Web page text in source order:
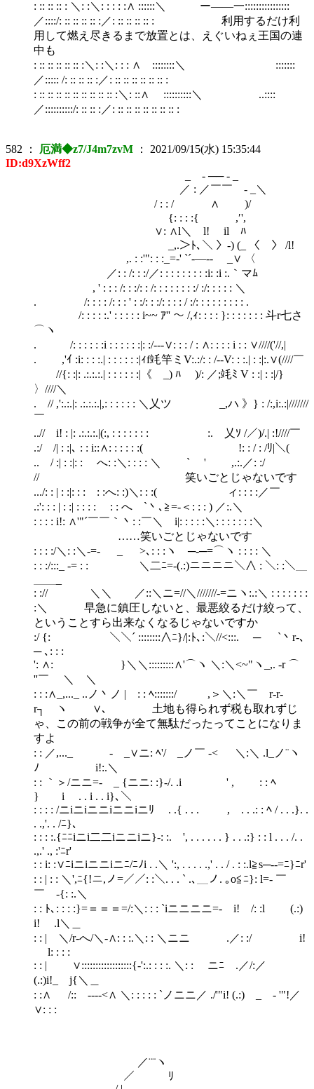
: :: :: :: : ＼: :＼: : : : :∧ ::::::＼ ー――一::::::::::::::::
／::::/: :: :: :: :: :／: :: :: :: :: : 利用するだけ利
用して燃え尽きるまで放置とは、えぐいねぇ王国の連
中も
: :: :: :: :: :: :＼: :＼: : : ∧ ::::::::＼ :::::::
／::::: /: :: :: :: :／: :: :: :: :: :: :: :
: :: :: :: :: :: :: :: :: :: :＼: ::∧ ::::::::::＼ ..::::
／::::::::::/: :: :: :／: :: :: :: :: :: :: :: :
582 ： 厄満◆z7/J4m7zvM ： 2021/09/15(水) 15:35:44
ID:d9XzWff2
_ - ── - _
／ : ／￣￣ - _＼
/ : : / ∧ )/
{: : : :{ ,′',
∨: ∧l＼ l! il ﾊ
_,.＞ﾄ､＼ 〉-) (_ 〈 〉 /l!
,. : :'": : :_=-' `´-―‐- _∨ 〈
／: : /: : :/／: : : : : : : : :i: :i :.｀マﾑ
, ' : : : /: : :/: : /: : : : : : : :/ :/: : : : : ＼
. /: : : : /: : : ' : :/: : :/: : : : / :/: : : : : : : : : .
/: : : : :.' : : : : : i~~ ｱ'' ～ /,ｨ: : : : }: : : : : : : 斗r七さ
⌒ヽ
. /: : : : : :i : : : : : :|: :/-‐-∨: : : / : ∧: : : : i : : ∨////('//,|
. ,'ｲ :i: : : :.| : : : : : :|ｨf竓竿ミV:.:/: : /‐-V: : :.| : :|:.∨(////￣
//{: :|: .:.:.:.| : : : : : :|《 _) ﾊ )/: ／;竓ﾐ V : :| : :|/}
〉////＼
. // ,':.:.|: .:.:.:.|,: : : : : : ＼乂ツ _,ハ 》} : /:,i:.:|///////
￣
..// i! : |: .:.:.:.|(:, : : : : : : :ゝ :. 乂ｿ /／)/.| :!////￣
.:/ /| : :|､ : : i::∧: : : : : :( !: : / : /ﾘ|＼(
.. / :| : :|: :ゝ へ: :＼: : : : ＼ ` ' ,.:.／: :/
// 笑いごとじゃないです
.../: : | : :|: : :ゝ: :へ: :)＼: : :( ィ: : : :／￣
.:': : : | : :| : : : : ゝ: : へ `丶､≧=-＜: : : ) ／:.＼
: : : : i!: ∧'"´￣￣｀丶: :￣＼ i|: : : : :＼: : : : : : :＼
……笑いごとじゃないです
: : : :/＼: :＼-=- _ >､: : :ヽゝ─-─=⌒ヽ : : : : ＼
: : :/:::_ -= : : ゝ ＼二ﾆ=-(.:)ニニニニ＼∧ : ＼: :＼＿
: :// ＼＼ ／::＼ニ=//＼///////-=ニヽ:.:＼ : : : : : : :
:＼ 早急に鎮圧しないと、最悪絞るだけ絞って、
ということすら出来なくなるじゃないですか
:/ {: ＼＼´ ::::::::∧ﾆ}/|:ﾄ､:＼//<:::.￣ ─ ￣ `丶r‐､
─ ､: : :
': ∧: }＼＼:::::::::∧'⌒ヽ ＼:＼<~"ヽ_,. -r ⌒
''￣ ＼ ＼
: : :∧_,..._ ..ノ丶ノ | : : ﾍ:::::::/ ,＞＼:＼￣ r‐r‐
r┐ ヽ ∨､ 土地も得られず税も取れずじ
ゃ、この前の戦争が全て無駄だったってことになりま
すよ
: : ／,..._ - _∨ニ: ﾍ'/ _ノ￣ -< ＼:＼ .l_ノ¨ヽ
ﾉ i!:.＼
: : ｀＞/ニニ=- _ {ニニ: :}-/. .i ' , : : ﾍ
} i . . i . . i}､＼
: : : : /ニiニiニニiニニiニﾘゝ . .{ . . . , . . .: : ﾍ / . . .}. .
. .,'. . /ﾆ}､
: : : :.{ﾆﾆiニi二二iニニiニ}-: :. ', . . . . . . } . . .:} : : l . . . /. .
.,.' ., :'ﾆr'
: : i: :∨ﾆiニiニニiニﾆ/ﾆﾉi . .＼ ':, . . . . .,' . . / . : :.l≧s─-‐=ﾆ}ﾆr'
: : | : : ＼',ﾆ{!ニ,ノ=／／: :＼. . . ` .､＿ノ. ｡o≦ﾆ}: l=- ￣
￣ -{: :.＼
: : ﾄ､: : : :}=＝＝＝=/:＼: : : `iニニニニ=- i! /: :l (.:)
i! .l＼＿
: : | ＼/r-へ/＼-∧: : :.＼: : ＼ニニ .／: :/ i!
l: : : :
: : | ∨::::::::::::::::::{-':.: : : :. ＼: : ゝニﾆ .／/:／
(.:)i!_ j{＼＿
: :∧ /::ゝ----<∧ ＼: : : : : `ノニニ／ ./'"i! (.:) _ - '"!／
∨: : :
／¨¨ヽ
／ ﾘ